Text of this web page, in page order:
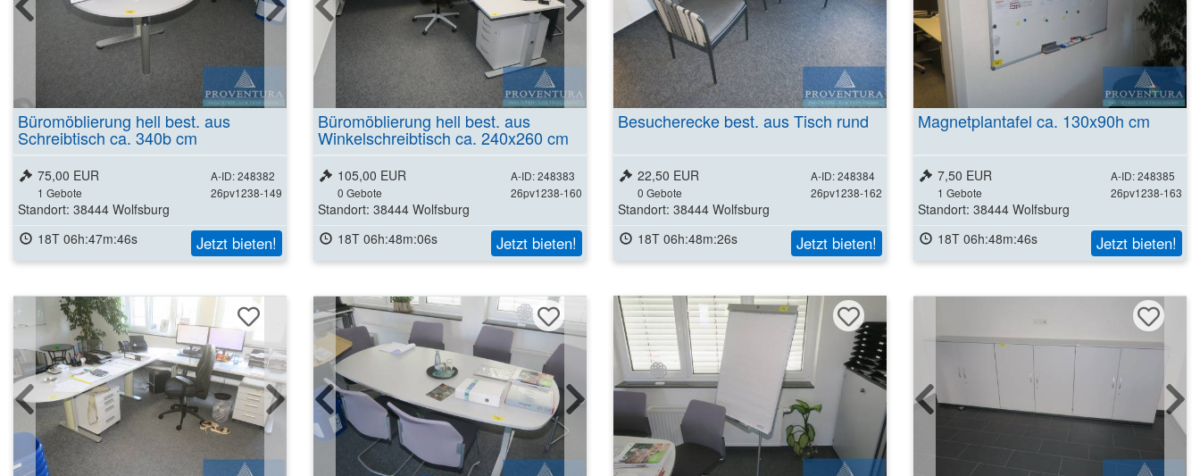
Büromöblierung hell best. aus
Schreibtisch ca. 340b cm
A-ID: 248382
26pv1238-149
75,00 EUR
1 Gebote
Standort: 38444 Wolfsburg
18T 06h:47m:45s
Jetzt bieten!
Büromöblierung hell best. aus
Winkelschreibtisch ca. 240x260 cm
A-ID: 248383
26pv1238-160
105,00 EUR
0 Gebote
Standort: 38444 Wolfsburg
18T 06h:48m:05s
Jetzt bieten!
Besucherecke best. aus Tisch rund
A-ID: 248384
26pv1238-162
22,50 EUR
0 Gebote
Standort: 38444 Wolfsburg
18T 06h:48m:25s
Jetzt bieten!
Magnetplantafel ca. 130x90h cm
A-ID: 248385
26pv1238-163
7,50 EUR
1 Gebote
Standort: 38444 Wolfsburg
18T 06h:48m:45s
Jetzt bieten!
Weitere Details
ansehen